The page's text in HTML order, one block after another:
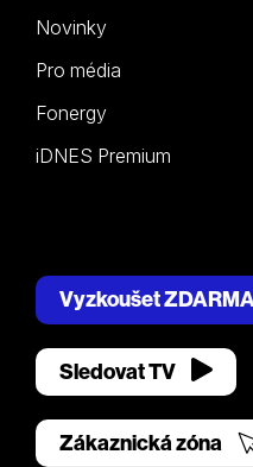
Novinky
Pro média
Fonergy
iDNES Premium
Vyzkoušet
Sledovat TV
Zákaznická zóna